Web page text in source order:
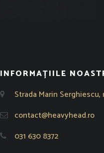
INFORMAȚIILE
Strada Marin Serghiescu,
contact@heavyhead.ro
031 630 8372